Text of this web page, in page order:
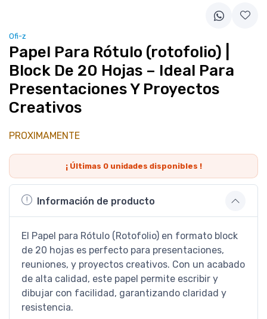
Ofi-z
Papel Para Rótulo (rotofolio) |
Block De 20 Hojas – Ideal Para
Presentaciones Y Proyectos
Creativos
PROXIMAMENTE
¡ Últimas 0unidades disponibles !
Información de producto
El Papel para Rótulo (Rotofolio) en formato block
de 20 hojas es perfecto para presentaciones,
reuniones, y proyectos creativos. Con un acabado
de alta calidad, este papel permite escribir y
dibujar con facilidad, garantizando claridad y
resistencia.